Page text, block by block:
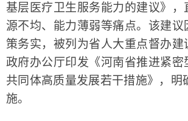
基层医疗卫生服务能力的建议》，
源不均、能力薄弱等痛点。该建议
策务实，被列为省人大重点督办建
政府办公厅印发《河南省推进紧密
共同体高质量发展若干措施》，明
施。